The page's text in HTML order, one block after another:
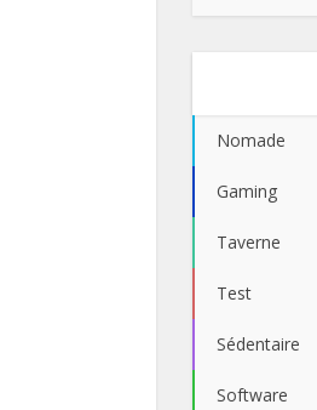
Nomade
Gaming
Taverne
Test
Sédentaire
Software